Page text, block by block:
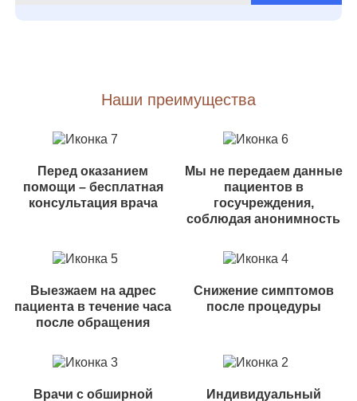
Наши преимущества
Перед оказанием
помощи – бесплатная
консультация врача
Мы не передаем данные
пациентов в
госучреждения,
соблюдая анонимность
Выезжаем на адрес
пациента в течение часа
после обращения
Снижение симптомов
после процедуры
Врачи с обширной
Индивидуальный